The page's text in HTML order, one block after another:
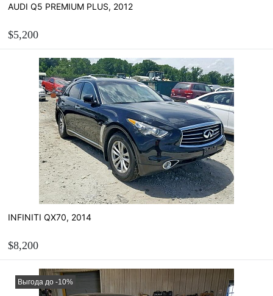
AUDI Q5 PREMIUM PLUS, 2012
$5,200
ЗАКАЗАТЬ
Рассчитать стоимость пригона
INFINITI QX70, 2014
$8,200
ЗАКАЗАТЬ
Выгода до -10%